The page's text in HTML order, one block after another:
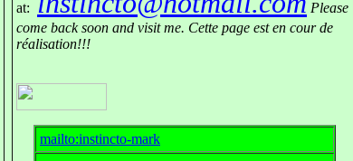
at:
Please
come back soon and visit me. Cette page est en cour de
réalisation!!!
mailto:instincto-mark